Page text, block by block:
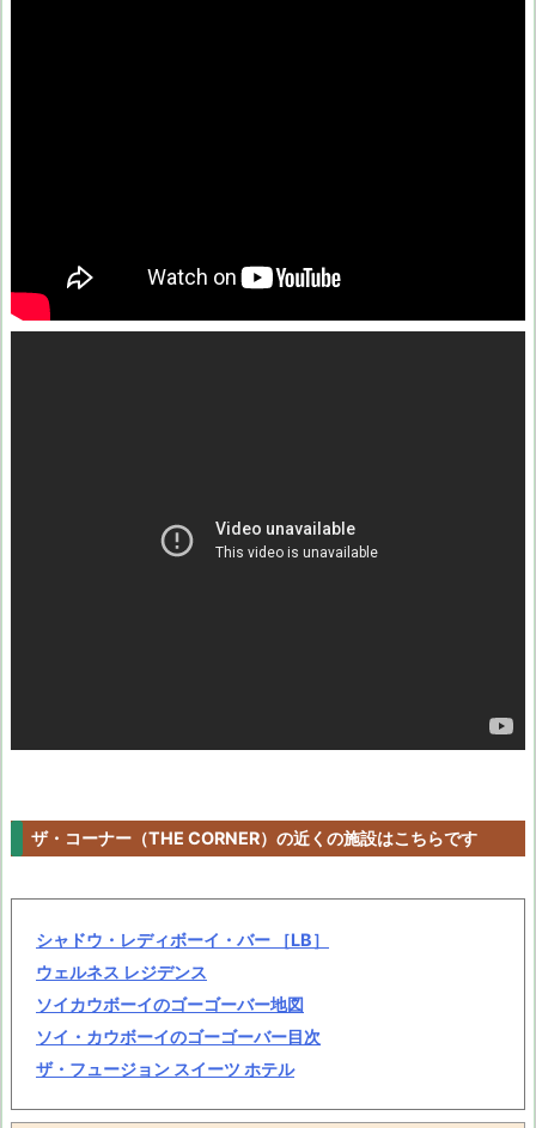
ザ・コーナー（THE CORNER）の近くの施設はこちらです
シャドウ・レディボーイ・バー ［LB］
ウェルネス レジデンス
ソイカウボーイのゴーゴーバー地図
ソイ・カウボーイのゴーゴーバー目次
ザ・フュージョン スイーツ ホテル